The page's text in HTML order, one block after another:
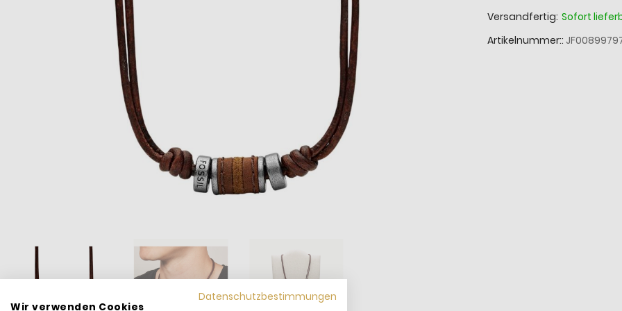
Versandfertig: Sofort
Artikelnummer:
Datenschutzbestimmungen
Wir verwenden Cookies